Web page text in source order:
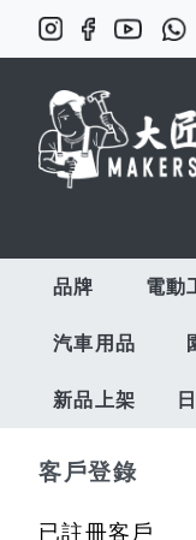
品牌 電動
汽車用品
新品上架
客戶登錄
已註冊客戶